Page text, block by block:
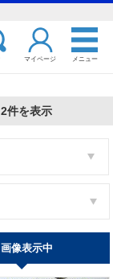
マイページ メニュー
件を表示
画像表示中